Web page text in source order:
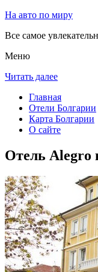
На авто по миру
Все самое
Меню
Читать далее
Главная
Отели Болгарии
Карта Болгарии
О сайте
Отель Alegro